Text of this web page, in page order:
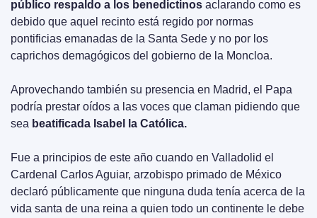
público respaldo a los benedictinos aclarando como es
debido que aquel recinto está regido por normas
pontificias emanadas de la Santa Sede y no por los
caprichos demagógicos del gobierno de la Moncloa.
Aprovechando también su presencia en Madrid, el Papa
podría prestar oídos a las voces que claman pidiendo que
sea beatificada Isabel la Católica.
Fue a principios de este año cuando en Valladolid el
Cardenal Carlos Aguiar, arzobispo primado de México
declaró públicamente que ninguna duda tenía acerca de la
vida santa de una reina a quien todo un continente le debe